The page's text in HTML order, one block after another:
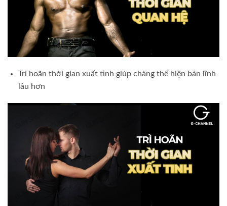
Trì hoãn thời gian xuất tinh giúp chàng thể hiện bản lĩnh
lâu hơn